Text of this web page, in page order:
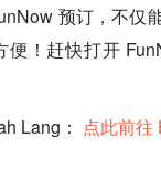
预订，不仅
！赶快打开
Lang： 点此前往